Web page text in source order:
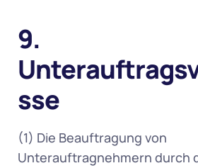
9.
sse
(1) Die Beauftragung von
Unterauftragnehmern durch